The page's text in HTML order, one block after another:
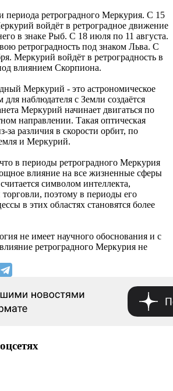
периода ретроградного Меркурия. С 15
войдёт в ретроградное движение
в знаке Рыб. С 18 июля по 11 августа.
ретроградность под знаком Льва. С
Меркурий войдёт в ретроградность в
влиянием Скорпиона.
Меркурий - это астрономическое
наблюдателя с Земли создаётся
Меркурий начинает двигаться по
направлении. Такая оптическая
за различия в скорости орбит, по
и Меркурий.
в периоды ретроградного Меркурия
влияние на все жизненные сферы
символом интеллекта,
поэтому в периоды его
в этих областях становятся более
не имеет научного обоснования и с
ретроградного Меркурия не